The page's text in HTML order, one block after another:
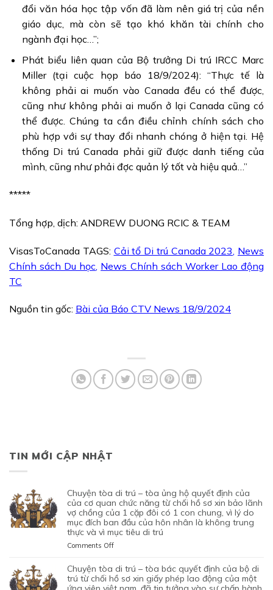
đổi văn hóa học tập vốn đã làm nên giá trị của nền
giáo dục, mà còn sẽ tạo khó khăn tài chính cho
ngành đại học…”;
Phát biểu liên quan của Bộ trưởng Di trú IRCC Marc
Miller (tại cuộc họp báo 18/9/2024): “Thực tế là
không phải ai muốn vào Canada đều có thể được,
cũng như không phải ai muốn ở lại Canada cũng có
thể được. Chúng ta cần điều chỉnh chính sách cho
phù hợp với sự thay đổi nhanh chóng ở hiện tại. Hệ
thống Di trú Canada phải giữ được danh tiếng của
mình, cũng như phải đợc quản lý tốt và hiệu quả…”
*****
Tổng hợp, dịch: ANDREW DUONG RCIC & TEAM
VisasToCanada TAGS: Cải tổ Di trú Canada 2023 News
Chính sách Du học News Chính sách Worker Lao động
TC
Nguồn tin gốc: Bài của Báo CTV News 18/9/2024
TIN MỚI CẬP NHẬT
chuyện tòa di trú – tòa ủng hộ quyết định của
của cơ quan chức năng từ chối hồ sơ xin bảo lãnh
vợ chồng của 1 cặp đôi có 1 con chung, vì lý do
mục đích ban đầu của hôn nhân là không trung
thực và vì mục tiêu di trú
Comments Offon
TÒA
DI
TRÚ
chuyện tòa di trú – tòa bác quyết định của bộ di
trú từ chối hồ sơ xin giấy phép lao động của một